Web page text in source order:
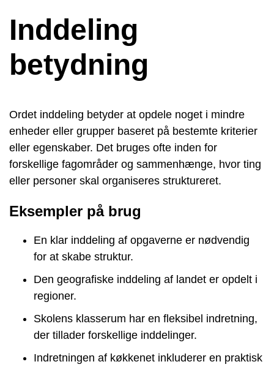
Inddeling
betydning
Ordet inddeling betyder at opdele noget i mindre
enheder eller grupper baseret på bestemte kriterier
eller egenskaber. Det bruges ofte inden for
forskellige fagområder og sammenhænge, hvor ting
eller personer skal organiseres struktureret.
Eksempler på brug
En klar inddeling af opgaverne er nødvendig
for at skabe struktur.
Den geografiske inddeling af landet er opdelt i
regioner.
Skolens klasserum har en fleksibel indretning,
der tillader forskellige inddelinger.
Indretningen af køkkenet inkluderer en praktisk